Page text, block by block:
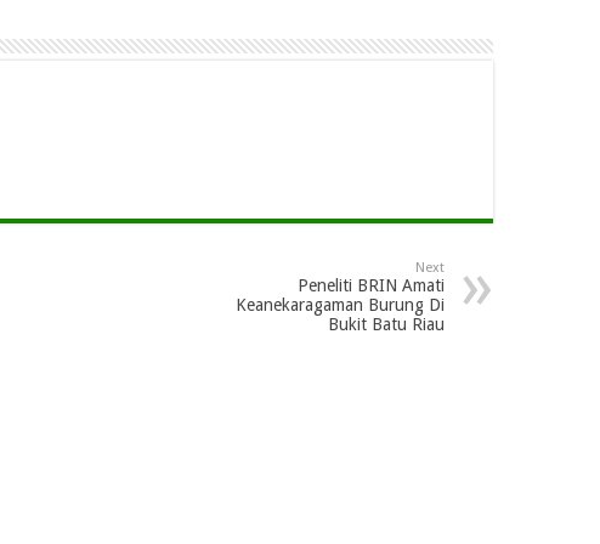
Next
Peneliti BRIN Amati
Keanekaragaman Burung Di
Bukit Batu Riau